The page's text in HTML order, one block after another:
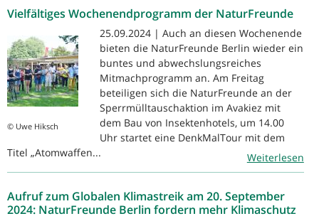
Vielfältiges Wochenendprogramm der NaturFreunde
© Uwe Hiksch
25.09.2024 | Auch an diesen Wochenende
bieten die NaturFreunde Berlin wieder ein
buntes und abwechslungsreiches
Mitmachprogramm an. Am Freitag
beteiligen sich die NaturFreunde an der
Sperrmülltauschaktion im Avakiez mit
dem Bau von Insektenhotels, um 14.00
Uhr startet eine DenkMalTour mit dem
Titel „Atomwaffen...
Weiterlesen
Aufruf zum Globalen Klimastreik am 20. September
2024: NaturFreunde Berlin fordern mehr Klimaschutz